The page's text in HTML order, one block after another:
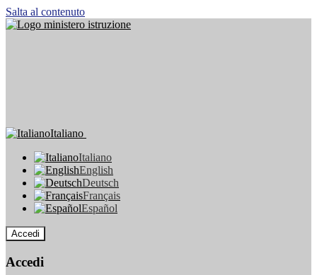
Salta al contenuto
Italiano
Italiano
English
Deutsch
Français
Español
Accedi
Accedi